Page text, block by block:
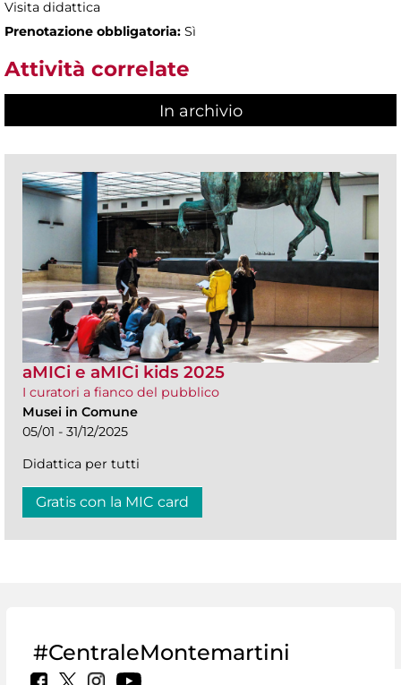
Visita didattica
Prenotazione obbligatoria: Sì
Attività correlate
In archivio
aMICi e aMICi kids 2025
I curatori a fianco del pubblico
Musei in Comune
05/01 - 31/12/2025
Didattica per tutti
Gratis con la MIC card
#CentraleMontemartini